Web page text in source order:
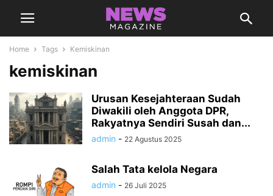
Home Tags Kemiskinan
kemiskinan
Urusan Kesejahteraan Sudah
Diwakili oleh Anggota DPR,
Rakyatnya Sendiri Susah dan...
admin - 22 Agustus 2025
Salah Tata kelola Negara
admin - 26 Juli 2025